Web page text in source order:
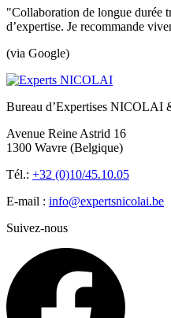
"Collaboration de longue durée
d’expertise. Je recommande
(via Google)
Bureau d’Expertises NICOLAI
Avenue Reine Astrid 16
1300 Wavre (Belgique)
Tél.: +32 (0)10/45.10.05
E-mail : info@expertsnicolai.be
Suivez-nous